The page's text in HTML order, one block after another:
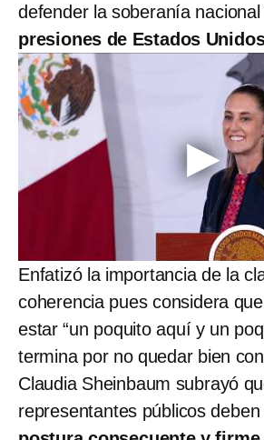
defender la soberanía
presiones de Estados
Enfatizó la importancia de la
coherencia pues considera
estar “un poquito aquí y un
termina por no quedar bien
Claudia Sheinbaum subrayó
representantes públicos